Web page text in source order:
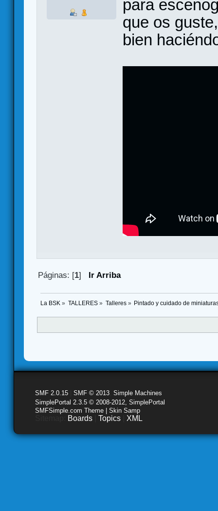
para
que os
bien
Páginas: [1] Ir Arriba
La BSK » TALLERES» Talleres» Pintado y cuidado de
SMF 2.0.15 SMF © 2013 Simple Machines
SimplePortal 2.3.5 © 2008-2012, SimplePortal
SMFSimple.com Theme | Skin Samp
Boards Topics XML